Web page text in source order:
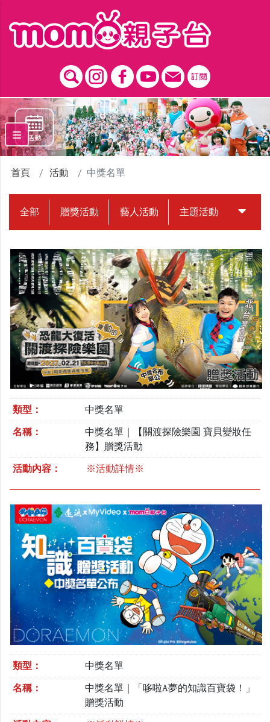
首頁 活動 中獎名單
全部 贈獎活動 藝人活動 主題活動 中獎名
類型： 中獎名單
名稱：
中獎名單｜【關渡探險樂園 寶貝變妝任
務】贈獎活動
活動內容： ※活動詳情※
類型： 中獎名單
名稱：
中獎名單｜「哆啦A夢的知識百寶袋！」
贈獎活動